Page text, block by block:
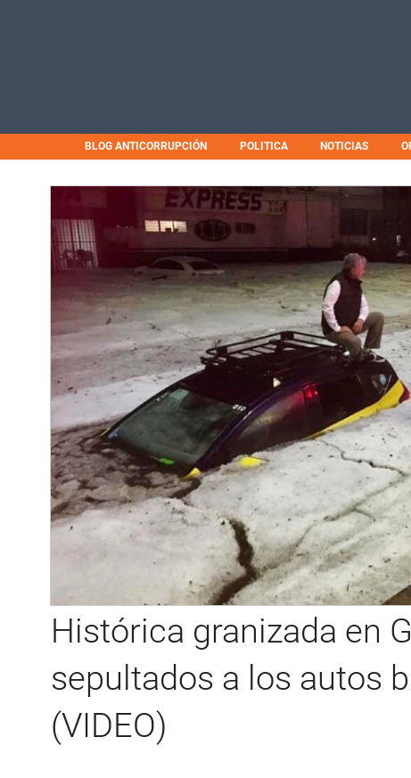
BLOG ANTICORRUPCIÓN POLITICA NOTICIAS
Histórica granizada en
sepultados a los autos
(VIDEO)